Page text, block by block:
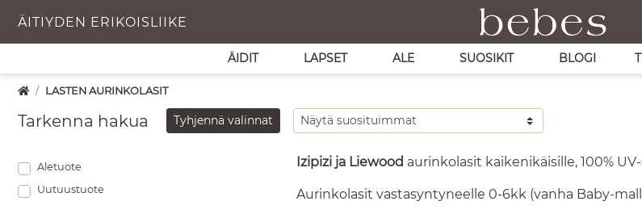
ÄITIYDEN ERIKOISLIIKE
ÄIDIT LAPSET ALE SUOSIKIT BLOGI
LASTEN AURINKOLASIT
Tarkenna hakua Tyhjennä valinnat
Aletuote
Uutuustuote
Izipizi ja Liewood aurinkolasit kaikenikäisille, 100%
Aurinkolasit vastasyntyneelle 0-6kk (vanha Baby-